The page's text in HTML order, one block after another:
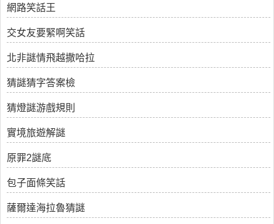
網路笑話王
交女友要緊啊笑話
北非謎情飛越撒哈拉
猜謎猜字答案檢
猜燈謎游戲規則
實境旅遊解謎
原罪2謎底
包子面條笑話
薩爾達海拉魯猜謎